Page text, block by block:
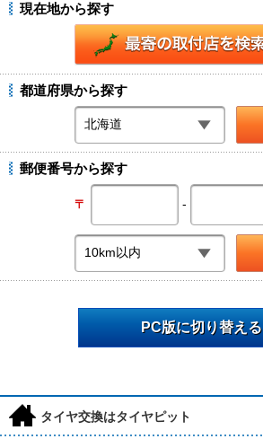
現在地から探す
都道府県から探す
郵便番号から探す
〒 -
PC版に切り替える
h タイヤ交換はタイヤピット